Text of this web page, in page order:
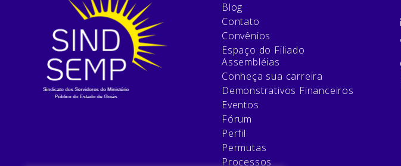
Blog
Contato
Convênios
Espaço do Filiado
Assembléias
Conheça sua carreira
Demonstrativos Financeiros
Eventos
Fórum
Perfil
Permutas
Processos